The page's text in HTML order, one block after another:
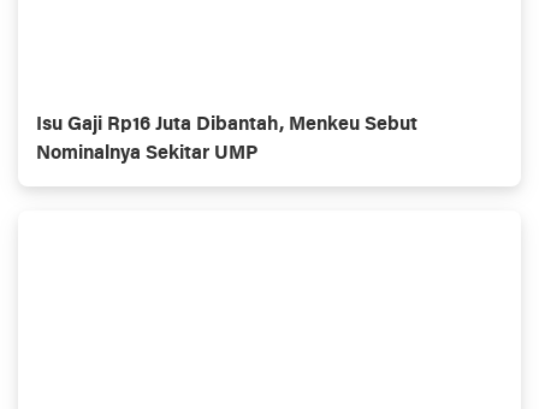
Isu Gaji Rp16 Juta Dibantah, Menkeu Sebut
Nominalnya Sekitar UMP